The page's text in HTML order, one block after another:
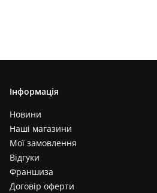
Інформація
Новини
Наші магазини
Мої замовлення
Відгуки
Франшиза
Договір оферти